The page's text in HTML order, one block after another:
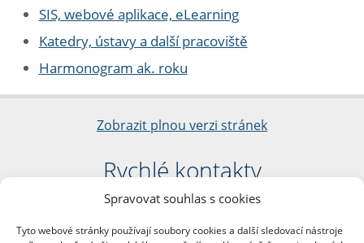
Spravovat souhlas s cookies
Tyto webové stránky používají soubory cookies a další sledovací nástroje
SIS, webové aplikace, eLearning
Katedry, ústavy a další pracoviště
Harmonogram ak. roku
Zobrazit plnou verzi stránek
Rychlé kontakty
Filozofická fakulta
nám. Jana Palacha 1/2